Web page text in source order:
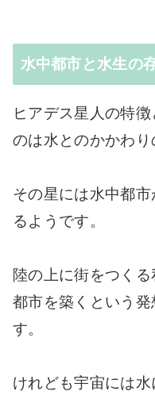
水中都市と水生の
ヒアデス星人の特
のは水とのかかわり
その星には水中都
るようです。
陸の上に街をつく
都市を築くという
す。
けれども宇宙には